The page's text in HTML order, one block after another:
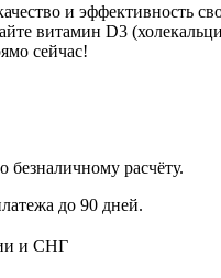
и эффективность
витамин D3
сейчас!
расчёту.
до 90 дней.
и СНГ